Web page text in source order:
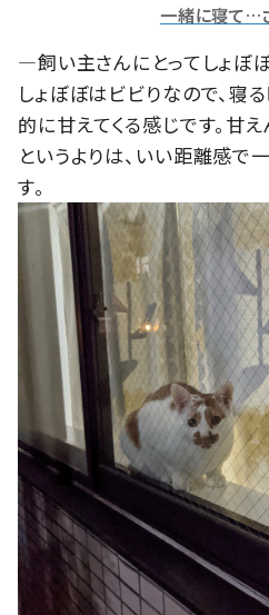
一緒に寝て…
―飼い主さんにとってしょぼ
しょぼぼはビビりなので、寝
的に甘えてくる感じです。甘
というよりは、いい距離感で
す。